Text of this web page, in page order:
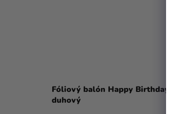
Fóliový balón Happy Birthday -
duhový